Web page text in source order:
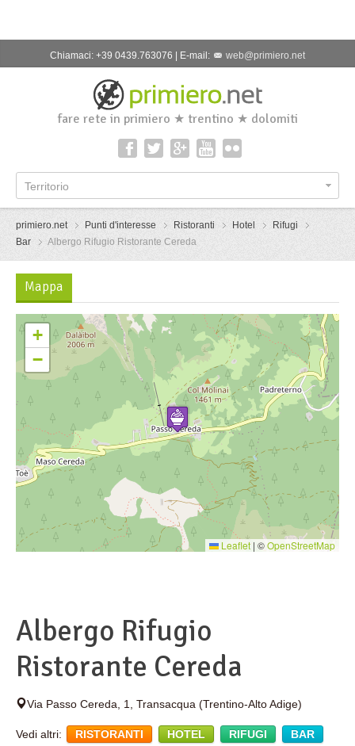
Chiamaci: +39 0439.763076 | E-mail: web@primiero.net
fare rete in primiero ★ trentino ★ dolomiti
Territorio
primiero.net Punti d'interesse Ristoranti Hotel
Rifugi
Bar
Albergo Rifugio Ristorante Cereda
Mappa
+
−
Leaflet | ©OpenStreetMap
Albergo Rifugio
Ristorante Cereda
Via Passo Cereda, 1, Transacqua (Trentino-Alto Adige)
Vedi altri: RISTORANTI HOTEL RIFUGI BAR